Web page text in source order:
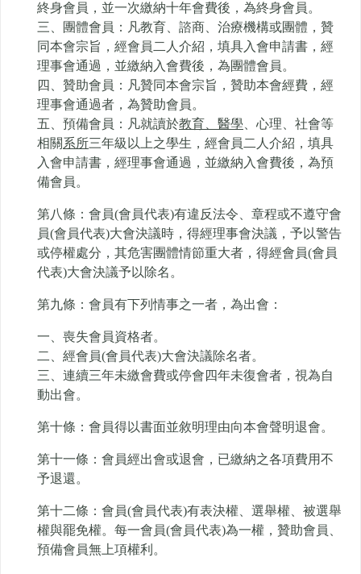
終身會員，並一次繳納十年會費後，為終身會員。
三、團體會員：凡教育、諮商、治療機構或團體，贊
同本會宗旨，經會員二人介紹，填具入會申請書，經
理事會通過，並繳納入會費後，為團體會員。
四、贊助會員：凡贊同本會宗旨，贊助本會經費，經
理事會通過者，為贊助會員。
五、預備會員：凡就讀於教育、醫學 、心理、社會等
相關系所三年級以上之學生，經會員二人介紹，填具
入會申請書，經理事會通過，並繳納入會費後，為預
備會員。
第八條：會員(會員代表)有違反法令、章程或不遵守會
員(會員代表)大會決議時，得經理事會決議，予以警告
或停權處分，其危害團體情節重大者，得經會員(會員
代表)大會決議予以除名。
第九條：會員有下列情事之一者，為出會：
一、喪失會員資格者。
二、經會員(會員代表)大會決議除名者。
三、連續三年未繳會費或停會四年未復會者，視為自
動出會。
第十條：會員得以書面並敘明理由向本會聲明退會。
第十一條：會員經出會或退會，已繳納之各項費用不
予退還。
第十二條：會員(會員代表)有表決權、選舉權、被選舉
權與罷免權。每一會員(會員代表)為一權，贊助會員、
預備會員無上項權利。